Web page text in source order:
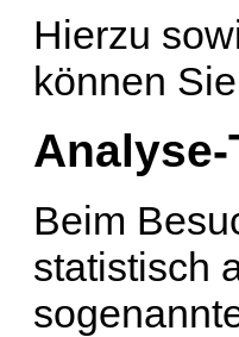
Hierzu
können
Beim
statistisch